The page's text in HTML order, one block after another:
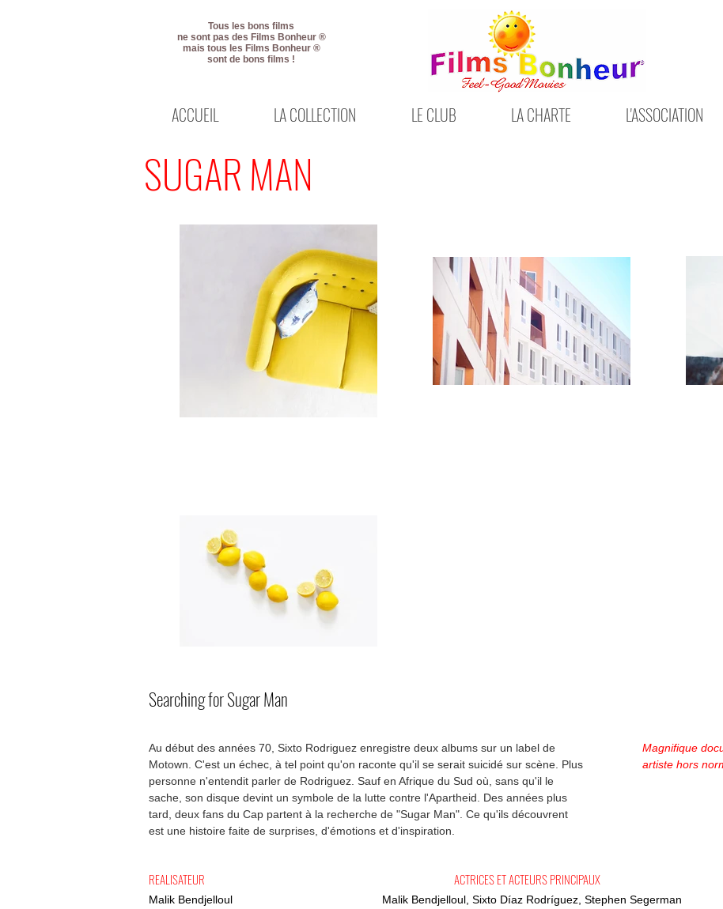
Tous les bons films
ne sont pas des Films Bonheur ®
mais tous les Films Bonheur ®
sont de bons films !
ACCUEIL LA COLLECTION LE CLUB LA CHARTE L'ASSOCIATION
SUGAR MAN
Searching for Sugar Man
Au début des années 70, Sixto Rodriguez enregistre deux albums sur un label de
Motown. C'est un échec, à tel point qu'on raconte qu'il se serait suicidé sur scène. Plus
personne n'entendit parler de Rodriguez. Sauf en Afrique du Sud où, sans qu'il le
sache, son disque devint un symbole de la lutte contre l'Apartheid. Des années plus
tard, deux fans du Cap partent à la recherche de "Sugar Man". Ce qu'ils découvrent
est une histoire faite de surprises, d'émotions et d'inspiration.
Magnifique
artiste hors
REALISATEUR
Malik Bendjelloul
ACTRICES ET ACTEURS PRINCIPAUX
Malik Bendjelloul, Sixto Díaz Rodríguez, Stephen Segerman